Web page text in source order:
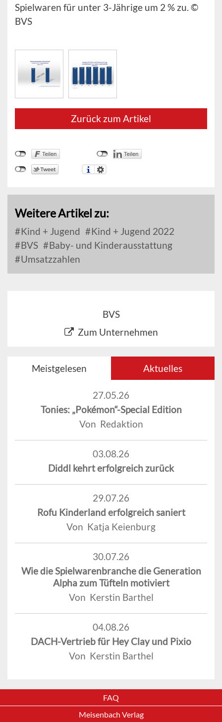
Spielwaren für unter 3-Jährige um 2 % zu. ©
BVS
Zurück zum Artikel
Weitere Artikel zu:
Kind + Jugend
Kind + Jugend 2022
BVS
Baby- und Kinderausstattung
Umsatzzahlen
BVS
Zum Unternehmen
Meistgelesen Aktuelles
27.05.26
Tonies: „Pokémon“-Special Edition
Von Redaktion
03.08.26
Diddl kehrt erfolgreich zurück
29.07.26
Rofu Kinderland erfolgreich saniert
Von Katja Keienburg
30.07.26
Wie die Spielwarenbranche die Generation
Alpha zum Tüfteln motiviert
Von Kerstin Barthel
04.08.26
DACH-Vertrieb für Hey Clay und Pixio
Von Kerstin Barthel
FAQ
Meisenbach Verlag